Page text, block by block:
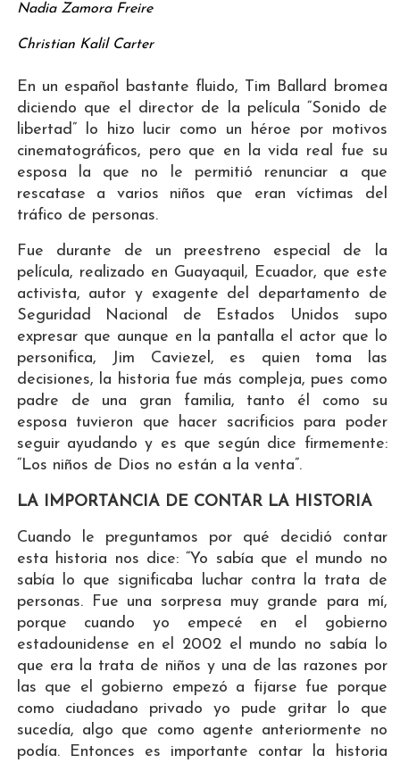
Nadia Zamora Freire
Christian Kalil Carter
En un español bastante fluido, Tim Ballard bromea
diciendo que el director de la película “Sonido de
libertad” lo hizo lucir como un héroe por motivos
cinematográficos, pero que en la vida real fue su
esposa la que no le permitió renunciar a que
rescatase a varios niños que eran víctimas del
tráfico de personas.
Fue durante de un preestreno especial de la
película, realizado en Guayaquil, Ecuador, que este
activista, autor y exagente del departamento de
Seguridad Nacional de Estados Unidos supo
expresar que aunque en la pantalla el actor que lo
personifica, Jim Caviezel, es quien toma las
decisiones, la historia fue más compleja, pues como
padre de una gran familia, tanto él como su
esposa tuvieron que hacer sacrificios para poder
seguir ayudando y es que según dice firmemente:
“Los niños de Dios no están a la venta”.
LA IMPORTANCIA DE CONTAR LA HISTORIA
Cuando le preguntamos por qué decidió contar
esta historia nos dice: “Yo sabía que el mundo no
sabía lo que significaba luchar contra la trata de
personas. Fue una sorpresa muy grande para mí,
porque cuando yo empecé en el gobierno
estadounidense en el 2002 el mundo no sabía lo
que era la trata de niños y una de las razones por
las que el gobierno empezó a fijarse fue porque
como ciudadano privado yo pude gritar lo que
sucedía, algo que como agente anteriormente no
podía. Entonces es importante contar la historia